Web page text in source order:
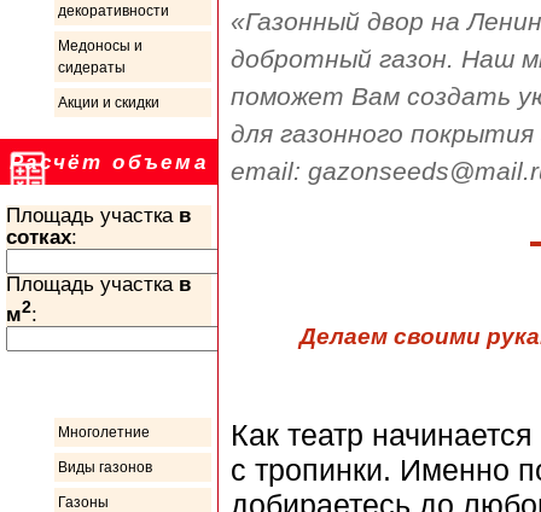
декоративности
Медоносы и
сидераты
Акции и скидки
Расчёт объема
Площадь участка в
сотках:
Площадь участка в
м2:
Многолетние
Виды газонов
Газоны
«Газонный двор на
добротный газон. Наш
поможет Вам создать
для газонного
email:
Делаем своими
Как театр
с тропинки. Именно
добираетесь до